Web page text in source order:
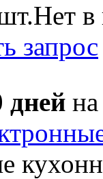
Нет в
запрос
дней